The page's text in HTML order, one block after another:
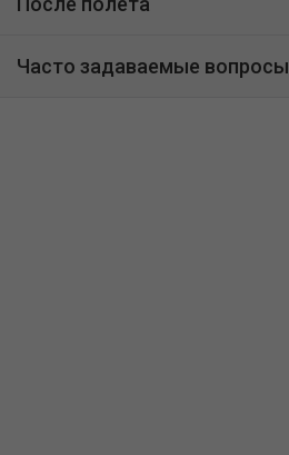
Часто задаваемые вопросы